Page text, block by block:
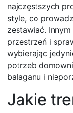
najczęstszych
style, co
zestawiać.
przestrzeń i
wybierając
potrzeb
bałaganu i
Jakie